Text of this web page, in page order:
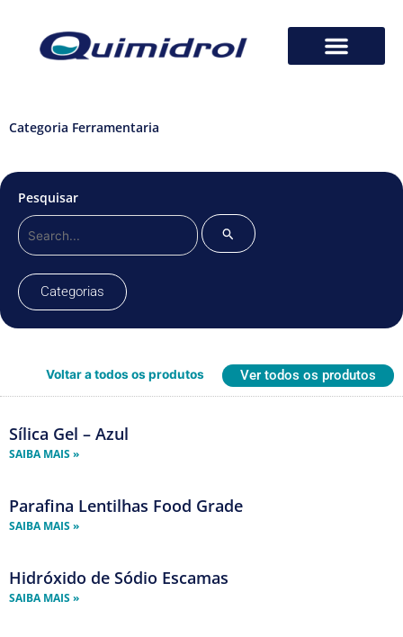
Categoria Ferramentaria
Pesquisar
Pesquisar
por:
Categorias
Voltar a todos os produtos Ver todos os produtos
Sílica Gel – Azul
SAIBA MAIS »
Parafina Lentilhas Food Grade
SAIBA MAIS »
Hidróxido de Sódio Escamas
SAIBA MAIS »